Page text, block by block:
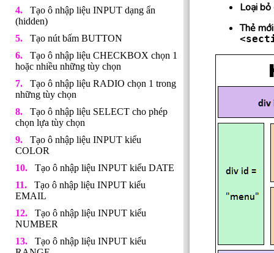
Tạo ô nhập liệu INPUT dạng ẩn
(hidden)
Tạo nút bấm BUTTON
Tạo ô nhập liệu CHECKBOX chọn 1
hoặc nhiều những tùy chọn
Tạo ô nhập liệu RADIO chọn 1 trong
những tùy chọn
Tạo ô nhập liệu SELECT cho phép
chọn lựa tùy chọn
Tạo ô nhập liệu INPUT kiểu
COLOR
Tạo ô nhập liệu INPUT kiểu DATE
Tạo ô nhập liệu INPUT kiểu
EMAIL
Tạo ô nhập liệu INPUT kiểu
NUMBER
Tạo ô nhập liệu INPUT kiểu
Loại bỏ
Thẻ